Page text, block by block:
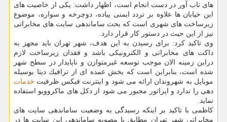
های تاب آور در دست انجام است، اظهار داشت: یكی از خاصیت های
این خیابان ها علاوه بر تردد ایمنی پیاده، دوچرخه و سواره، موضوع
زیرساخت های شهری است كه بحث ساماندهی سایت های مخابراتی
نیز از این حیث در دستور كار قرار دارد.
وی تاكید كرد: برای رسیدن به این هدف، شهر تهران باید مجهز به
داكت های مخابراتی و الكترونیكی باشد و فقدان زیرساخت لازم
دراین زمینه الان موجب توسعه غیرمتوازن و ناپایدار در سطح شهر
شده است، بنابراین است كه بخش عمده ای از ترافیك دیتا بوسیله
موبایل به شهروندان ارائه می شود و اینترنت فیكس ظرفیت خدمات
دهی را ندارد و اپراتور مجبور می شود از دكل های ماكروویو استفاده
نماید.
كاظمی با تاكید بر اینكه رسیدگی به وضعیت ساماندهی سایت های
مخابراتی شهر تهران مطابق با مصوبه ساماندهی این سایت ها در